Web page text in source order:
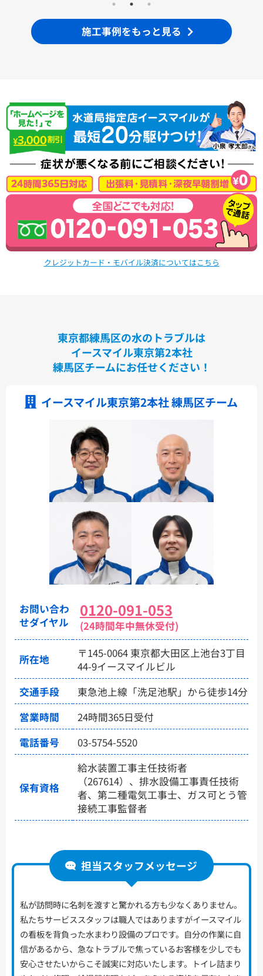
施工事例をもっと見る
クレジットカード・モバイル決済についてはこちら
東京都練馬区の水のトラブルは
イースマイル東京第2本社
練馬区チームにお任せください！
イースマイル東京第2本社 練馬区チーム
お問い合わ
せダイヤル
0120-091-053
(24時間年中無休受付)
所在地
〒145-0064 東京都大田区上池台3丁目
44-9イースマイルビル
交通手段
東急池上線「洗足池駅」から徒歩14分
営業時間
24時間365日受付
電話番号
03-5754-5520
保有資格
給水装置工事主任技術者
（267614）、排水設備工事責任技術
者、第二種電気工事士、ガス可とう管
接続工事監督者
担当スタッフメッセージ
私が訪問時に名刺を渡すと驚かれる方も少なくありません。
私たちサービススタッフは職人ではありますがイースマイル
の看板を背負った水まわり設備のプロです。自分の作業に自
信があるから、急なトラブルで焦っているお客様を少しでも
安心させたいからこそ誠実に対応いたします。トイレ詰まり